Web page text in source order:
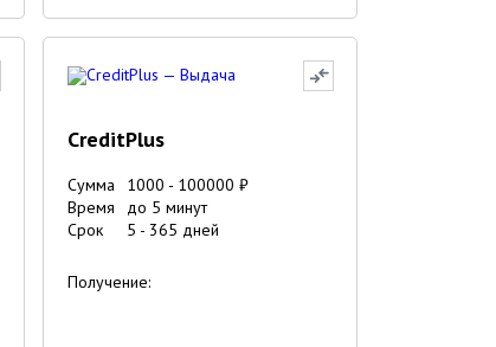
CreditPlus
Сумма 1000 - 100000 ₽
Время
до 5 минут
Срок
5 - 365 дней
Получение: